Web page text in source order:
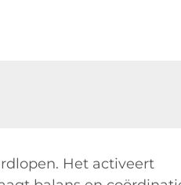
Het activeert